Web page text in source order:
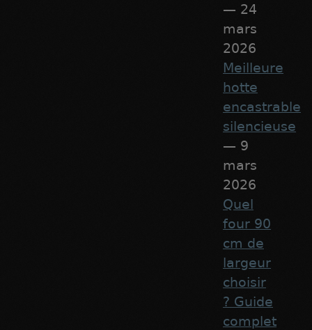
— 24
mars
2026
Meilleure
hotte
encastrable
silencieuse
— 9
mars
2026
Quel
four 90
cm de
largeur
choisir
? Guide
complet